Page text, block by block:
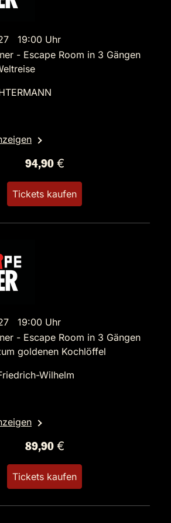
19:00 Uhr
- Escape Room in 3 Gängen
94,90 €
Tickets kaufen
19:00 Uhr
- Escape Room in 3 Gängen
goldenen Kochlöffel
Wilhelm
89,90 €
Tickets kaufen